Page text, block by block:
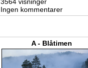
Ingen kommentarer
A - Blåtimen